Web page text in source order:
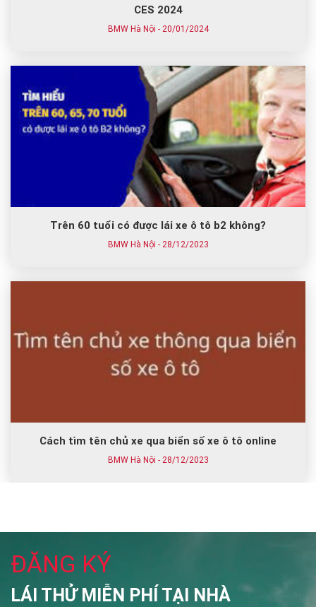
CES 2024
BMW Hà Nội - 20/01/2024
Trên 60 tuổi có được lái xe ô tô b2 không?
BMW Hà Nội - 28/12/2023
Cách tìm tên chủ xe qua biển số xe ô tô online
BMW Hà Nội - 28/12/2023
ĐĂNG KÝ
LÁI THỬ MIỄN PHÍ TẠI NHÀ